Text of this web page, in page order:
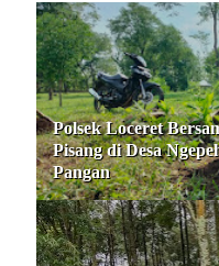
Polsek Loceret
Pisang di Desa
Pangan